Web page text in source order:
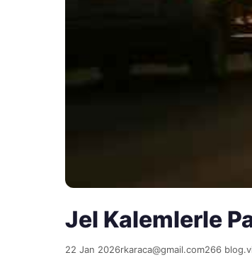
Jel Kalemlerle
22 Jan 2026rkaraca@gmail.com266